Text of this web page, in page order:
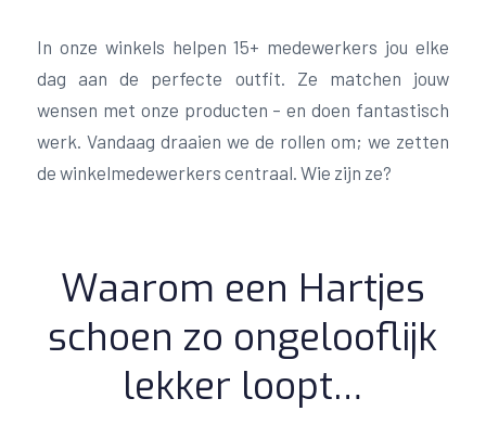
In onze winkels helpen 15+ medewerkers jou elke
dag aan de perfecte outfit. Ze matchen jouw
wensen met onze producten – en doen fantastisch
werk. Vandaag draaien we de rollen om; we zetten
de winkelmedewerkers centraal. Wie zijn ze?
Waarom een Hartjes
schoen zo ongelooflijk
lekker loopt…